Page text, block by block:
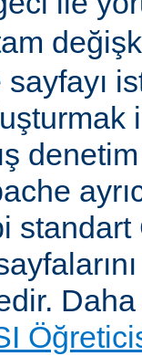
sayfayı
standart
Daha